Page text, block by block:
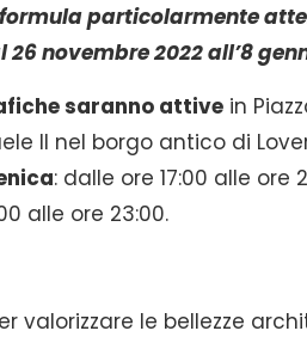
formula particolarmente
26 novembre 2022 all’8
saranno attive in
II nel borgo antico di
: dalle ore 17:00 alle ore
alle ore 23:00.
valorizzare le bellezze